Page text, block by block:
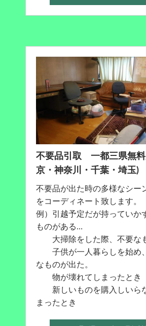
不要品引取 一都三県無料
京・神奈川・千葉・埼玉)
不要品が出た時の多様なシー
をコーディネート致します。
例）引越予定だが持っていか
ものがある…
大掃除をした際、不要なも
子供が一人暮らしを始め
なものが出た。
物が壊れてしまったとき
新しいものを購入しいら
まったとき